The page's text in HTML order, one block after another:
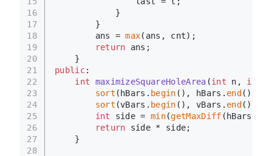
16
17
18
19
20
21
22
23
24
25
26
27
28
            }
        }
        ans =
max(ans, cnt);
return ans;
    }
public:
int
maximizeSquareHoleArea (int n, int
sort (hBars. begin (), hBars. end ());
sort (vBars. begin (), vBars. end ());
int side = min(getMaxDiff (hBars),
return side * side;
    }